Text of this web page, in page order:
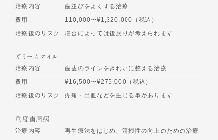
治療内容
歯並びをよくする治療
費用
110,000〜¥1,320,000（税込）
治療後のリスク
場合によっては後戻りが考えられます
ガミースマイル
治療内容
歯茎のラインをきれいに整える治療
費用
¥16,500〜¥275,000（税込）
治療後のリスク
疼痛・出血などを生じる事があります
重度歯周病
治療内容
再生療法をはじめ、清掃性の向上のための治療